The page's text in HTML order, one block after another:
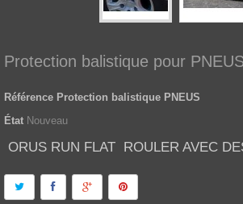
Protection balistique pour
Référence Protection balistique PNEUS
État Nouveau
ORUS RUN FLAT ROULER AVEC